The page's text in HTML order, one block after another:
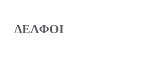
ΔΕΛΦΟΙ